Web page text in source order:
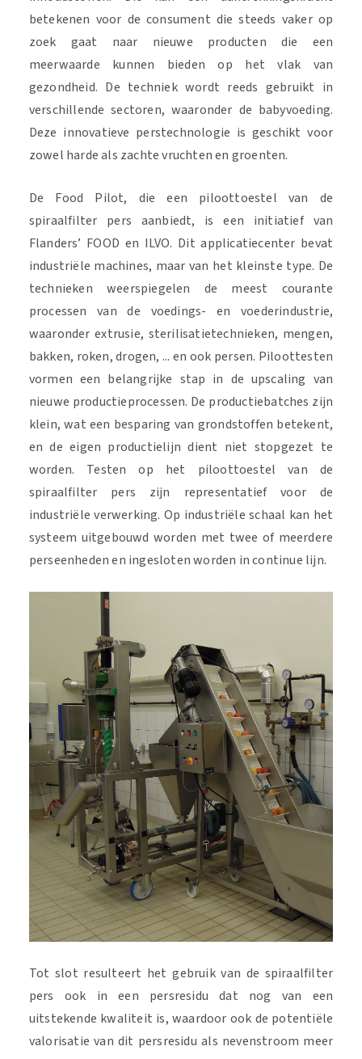
betekenen voor de consument die steeds vaker op
zoek gaat naar nieuwe producten die een
meerwaarde kunnen bieden op het vlak van
gezondheid. De techniek wordt reeds gebruikt in
verschillende sectoren, waaronder de babyvoeding.
Deze innovatieve perstechnologie is geschikt voor
zowel harde als zachte vruchten en groenten.
De Food Pilot, die een piloottoestel van de
spiraalfilter pers aanbiedt, is een initiatief van
Flanders’ FOOD en ILVO. Dit applicatiecenter bevat
industriële machines, maar van het kleinste type. De
technieken weerspiegelen de meest courante
processen van de voedings- en voederindustrie,
waaronder extrusie, sterilisatietechnieken, mengen,
bakken, roken, drogen, ... en ook persen. Piloottesten
vormen een belangrijke stap in de upscaling van
nieuwe productieprocessen. De productiebatches zijn
klein, wat een besparing van grondstoffen betekent,
en de eigen productielijn dient niet stopgezet te
worden. Testen op het piloottoestel van de
spiraalfilter pers zijn representatief voor de
industriële verwerking. Op industriële schaal kan het
systeem uitgebouwd worden met twee of meerdere
perseenheden en ingesloten worden in continue lijn.
Tot slot resulteert het gebruik van de spiraalfilter
pers ook in een persresidu dat nog van een
uitstekende kwaliteit is, waardoor ook de potentiële
valorisatie van dit persresidu als nevenstroom meer